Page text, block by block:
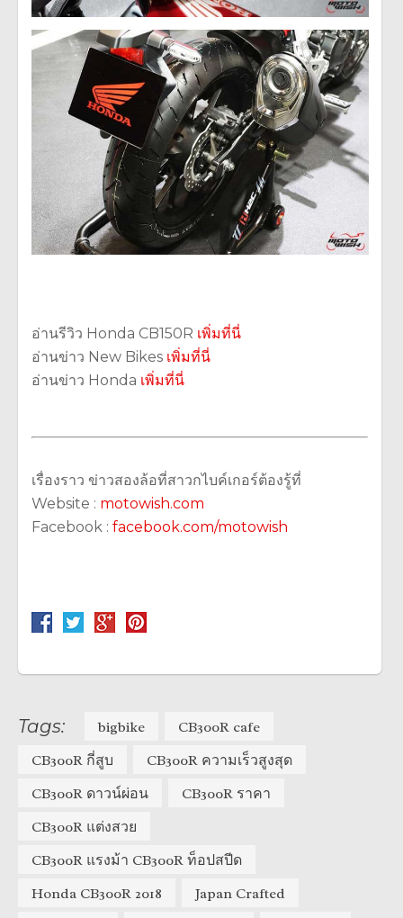
อ่านรีวิว Honda CB150R เพิ่มที่นี่
อ่านข่าว New Bikes เพิ่มที่นี่
อ่านข่าว Honda เพิ่มที่นี่
เรื่องราว ข่าวสองล้อที่สาวกไบค์เกอร์ต้องรู้ที่
Website : motowish.com
Facebook : facebook.com/motowish
Tags: bigbike
CB300R cafe
CB300R กี่สูบ
CB300R ความเร็วสูงสุด
CB300R ดาวน์ผ่อน
CB300R ราคา
CB300R แต่งสวย
CB300R แรงม้า CB300R ท็อปสปีด
Honda CB300R 2018
Japan Crafted